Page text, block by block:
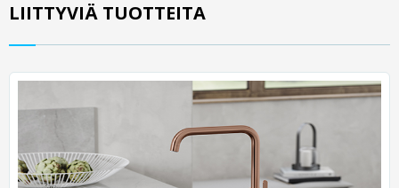
LIITTYVIÄ TUOTTEITA